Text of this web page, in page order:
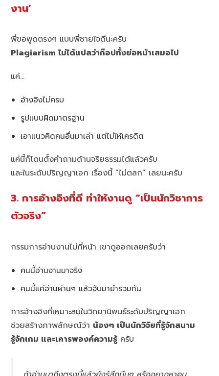
งาน’
พี่ขอพูดตรงๆ แบบพี่ชายใจดีนะครับ
Plagiarism ไม่ได้แปลว่าก๊อปทั้งย่อหน้าเสมอไป
แค่…
อ้างอิงไม่ครบ
รูปแบบผิดมาตรฐาน
เอาแนวคิดคนอื่นมาเล่า แต่ไม่ให้เครดิต
แค่นี้ก็โดนตั้งคำถามด้านจริยธรรมได้แล้วครับ
และในระดับปริญญาเอก เรื่องนี้ “ไม่ตลก” เลยนะครับ
3. การอ้างอิงที่ดี ทำให้งานดู “เป็นนักวิชาการ
ตัวจริง”
กรรมการอ่านงานไม่กี่หน้า เขาดูออกเลยครับว่า
คนนี้อ่านงานมาจริง
คนนี้แค่อ่านผ่านๆ แล้วจับมายำรวมกัน
การอ้างอิงที่เหมาะสมในวิทยานิพนธ์ระดับปริญญาเอก
ช่วยสร้างภาพลักษณ์ว่า น้องๆ เป็นนักวิจัยที่รู้จักสนาม
รู้จักเกม และเคารพองค์ความรู้ ครับ